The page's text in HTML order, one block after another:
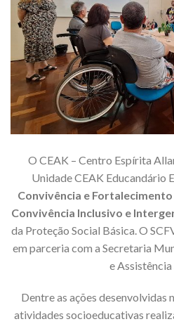
O CEAK – Centro Espírita
Unidade CEAK Educandário
Convivência e
Convivência Inclusivo e
da Proteção Social Básica. O
em parceria com a Secretaria
e Assistência
Dentre as ações desenvolvidas
atividades socioeducativas